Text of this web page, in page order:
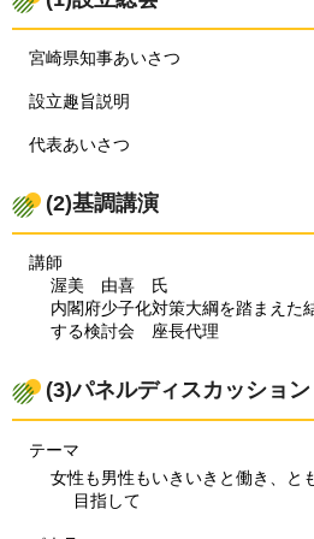
宮崎県知事あいさつ
設立趣旨説明
代表あいさつ
(2)基調講演
講師
渥美
由喜
氏
内閣府少子化対策大綱を踏まえた
する検討会
座長代理
(3)パネルディスカッション
テーマ
女性も男性もいきいきと働き、と
目指して